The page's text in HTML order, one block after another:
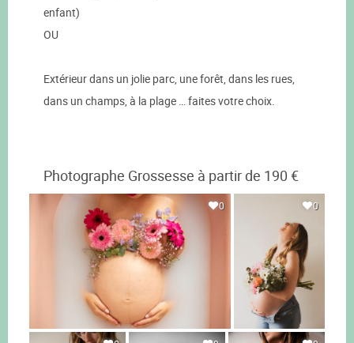
enfant)
OU
Extérieur dans un jolie parc, une forêt, dans les rues,
dans un champs, à la plage … faites votre choix.
Photographe Grossesse à partir de 190 €
0 0